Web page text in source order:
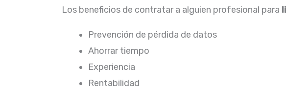
Los beneficios de contratar a alguien profesional para
Prevención de pérdida de datos
Ahorrar tiempo
Experiencia
Rentabilidad